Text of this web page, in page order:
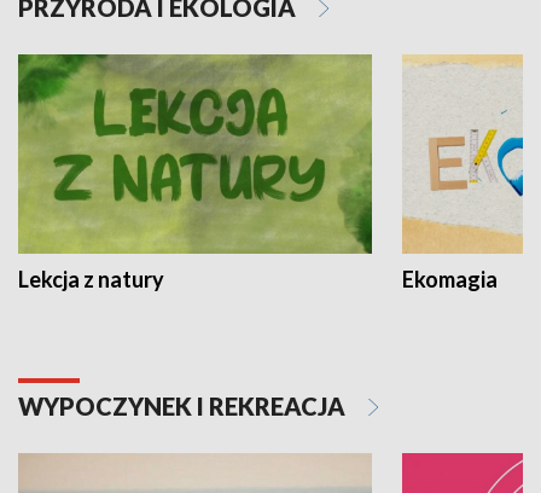
PRZYRODA I EKOLOGIA
Lekcja z natury Ekomagia
WYPOCZYNEK I REKREACJA